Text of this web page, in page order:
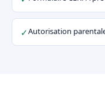
✓Autorisation